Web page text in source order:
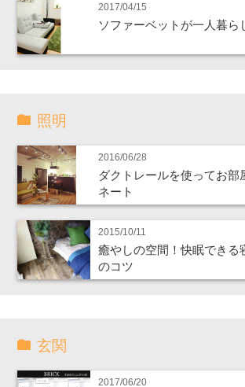
2017/04/15
ソファーベットが一人暮ら
照明
2016/06/28
ダクトレールを使ってお部
ネート
2015/10/11
癒やしの空間！快眠できる
のコツ
玄関
2017/06/20